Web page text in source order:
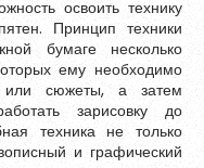
освоить технику
Принцип техники
бумаге несколько
ему необходимо
или сюжеты, а затем
зарисовку до
техника не только
и графический